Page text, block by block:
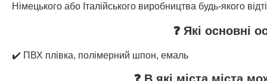
Німецького або Італійського виробництва будь-якого
❓ Які основні
✔️ ПВХ плівка, полімерний шпон, емаль
❓ В які міста міста